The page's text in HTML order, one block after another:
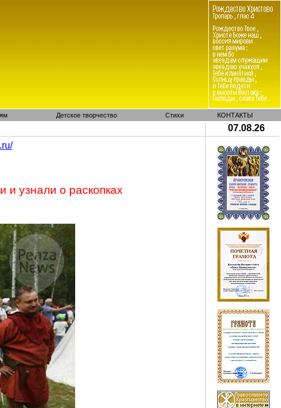
Детское творчество Стихи КОНТАКТЫ
07.08.26
узнали о раскопках